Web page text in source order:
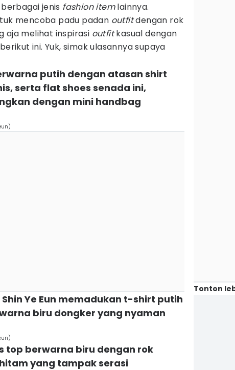
jenis fashion itemlainnya.
mencoba padu padan outfitdengan rok
aja melihat inspirasi outfitkasual dengan
ini. Yuk, simak ulasannya supaya
putih dengan atasan shirt
serta flat shoes senada ini,
dengan mini handbag
Ye Eun memadukan t-shirt putih
biru dongker yang nyaman
top berwarna biru dengan rok
yang tampak serasi
Tonton